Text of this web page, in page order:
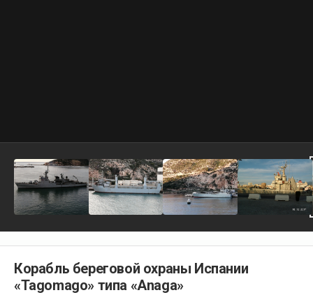
Корабль береговой охраны Испании
«Tagomago» типа «Anaga»